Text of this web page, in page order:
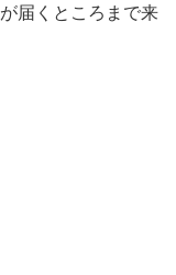
届くところまで来